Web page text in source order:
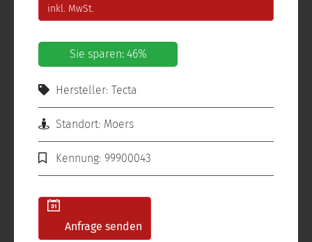
inkl. MwSt.
Sie sparen: 46%
Hersteller: Tecta
Standort: Moers
Kennung: 99900043
Anfrage senden